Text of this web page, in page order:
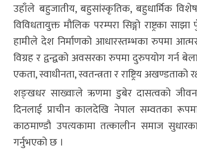
उहाँले बहुजातीय, बहुसांस्कृतिक, बहुधार्मिक
विविधतायुक्त मौलिक परम्परा सिङ्गो राष्ट्रका
हामीले देश निर्माणको आधारस्तम्भका रुपमा
विग्रह र द्वन्द्वको अवसरका रुपमा दुरुपयोग गर्न
एकता, स्वाधीनता, स्वतन्त्रता र राष्ट्रिय अखण्डताको
शङ्खधर साख्वाःले ऋणमा डुबेर दासत्वको जीवन
दिनलाई प्राचीन कालदेखि नेपाल सम्वतका
काठमाण्डौ उपत्यकामा तत्कालीन समाज
गर्नुभएको छ ।